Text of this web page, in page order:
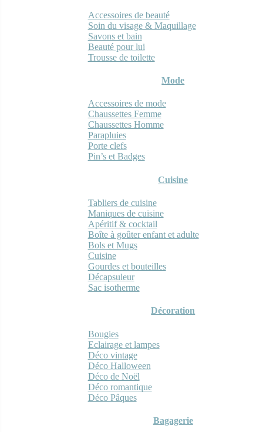
Accessoires de beauté
Soin du visage & Maquillage
Savons et bain
Beauté pour lui
Trousse de toilette
Mode
Accessoires de mode
Chaussettes Femme
Chaussettes Homme
Parapluies
Porte clefs
Pin’s et Badges
Cuisine
Tabliers de cuisine
Maniques de cuisine
Apéritif & cocktail
Boîte à goûter enfant et adulte
Bols et Mugs
Cuisine
Gourdes et bouteilles
Décapsuleur
Sac isotherme
Décoration
Bougies
Eclairage et lampes
Déco vintage
Déco Halloween
Déco de Noël
Déco romantique
Déco Pâques
Bagagerie